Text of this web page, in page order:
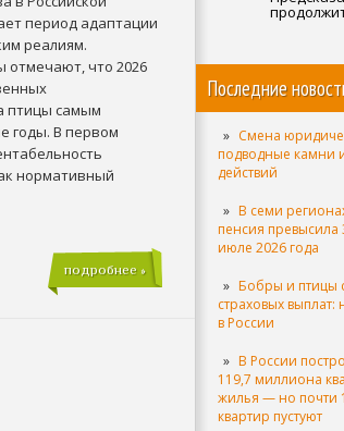
Последние
Смена
подводные камни
действий
В семи
пенсия превысила
июле 2026 года
Бобры и птицы
страховых
в России
В России
119,7 миллиона
жилья — но почти
квартир пустуют
период адаптации
реалиям.
отмечают, что 2026
птицы самым
годы. В первом
нормативный
подробнее »